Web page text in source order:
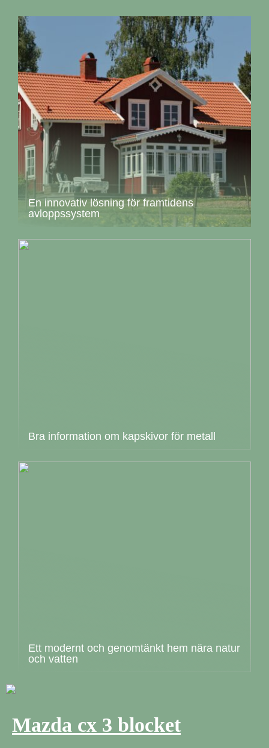
En innovativ lösning för framtidens
avloppssystem
Bra information om kapskivor för metall
Ett modernt och genomtänkt hem nära natur
och vatten
Mazda cx 3 blocket